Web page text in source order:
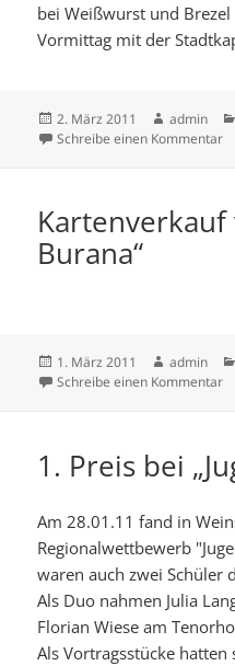
bei Weißwurst und
Vormittag mit der
Veröffentlicht
am
2. März 2011 Autor
admin
Schreibe einen Kommentar
Kartenverkauf
Burana“
Veröffentlicht
am
1. März 2011 Autor
admin
Schreibe einen Kommentar
1. Preis bei
Am 28.01.11 fand in
Regionalwettbewerb
waren auch zwei Schüler
Als Duo nahmen Julia
Florian Wiese am
Als Vortragsstücke hatten